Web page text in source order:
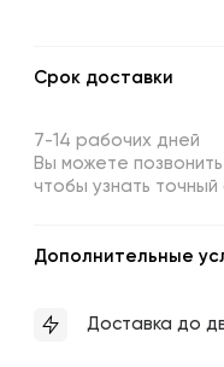
Срок доставки
7-14 рабочих дней
Вы можете
чтобы узнать
Дополнительные
Доставка до